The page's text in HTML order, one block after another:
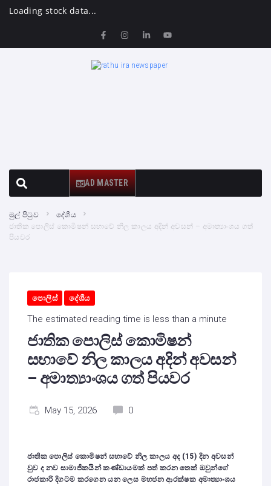
Loading stock data...
AD MASTER
මුල් පිටුව
දේශීය
ජාතික පොලිස් කොමිෂන් සභාවේ නිල කාලය අදින් අවසන් – අමාත්‍යාංශය ගත්
පියවර
පොලිස් දේශීය
The estimated reading time is less than a minute
ජාතික පොලිස් කොමිෂන්
සභාවේ නිල කාලය අදින් අවසන්
– අමාත්‍යාංශය ගත් පියවර
May 15, 2026 0
ජාතික පොලිස් කොමිෂන් සභාවේ නිල කාලය අද (15) දින අවසන්
වුව ද නව සාමාජිකයින් කණ්ඩායමක් පත් කරන තෙක් ඔවුන්ගේ
රාජකාරි දිගටම කරගෙන යන ලෙස මහජන ආරක්ෂක අමාත්‍යාංශය